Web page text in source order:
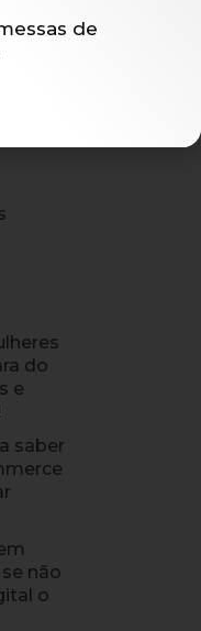
do
e
saber
não
o
de